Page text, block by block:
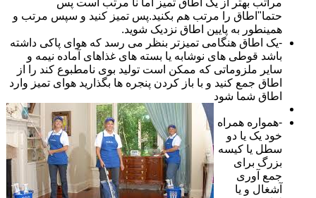
حتما"اطاق را مرتب هم بکنید.پس تمیز کنید و سپس مرتب و
همینطور به پایین اطاق نزدیک شوید.
-یک اطاق هنگامی تمیزتر بنظر می رسد که هوای پاکی داشته
باشد قوطی های نوشابه یا بسته های غذاهای آماده نیمه و
سایر ملزوماتی که ممکن است تولید بوی نامطبوع کند را از
اطاق جمع کنید و با باز کردن پنجره ها بگذارید هوای تمیز وارد
اطاق شما شود
-همواره همراه
خود یک یا دو
سطل یا کیسه
بزرگ برای
جمع آوری
آشغال و یا